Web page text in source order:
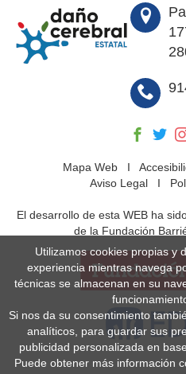
Mapa WebI
Aviso Legal I
El desarrollo de esta WEB ha
de la Fundación
Utilizamos cookies propias y
experiencia mientras navega
técnicas se almacenan en su
Si nos da su consentimiento
analíticos, para guardar sus
publicidad personalizada en
Puede obtener más información